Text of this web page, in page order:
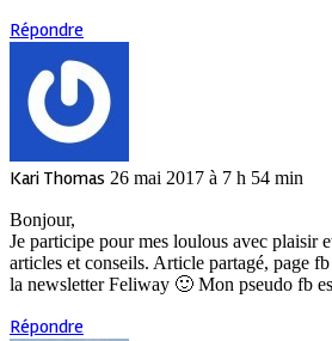
Répondre
Kari Thomas 26 mai 2017 à 7 h 54 min
Bonjour,
Je participe pour mes loulous avec plaisir
articles et conseils. Article partagé, page
la newsletter Feliway 🙂 Mon pseudo fb
Répondre